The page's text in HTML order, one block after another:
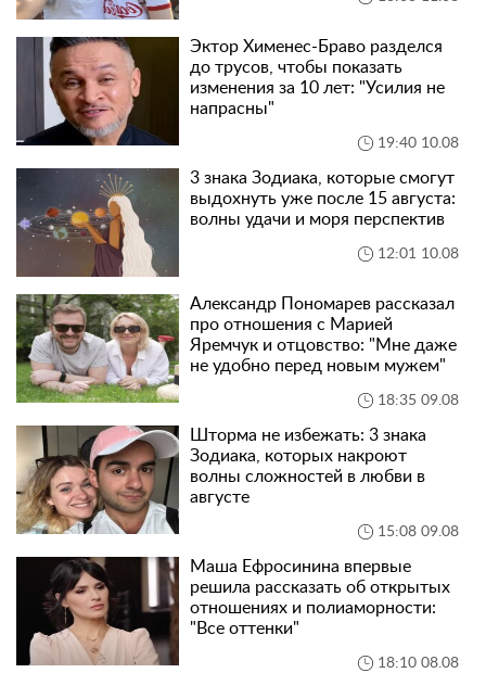
Эктор Хименес-Браво разделся
до трусов, чтобы показать
изменения за 10 лет: "Усилия не
напрасны"
19:40 10.08
3 знака Зодиака, которые смогут
выдохнуть уже после 15 августа:
волны удачи и моря перспектив
12:01 10.08
Александр Пономарев рассказал
про отношения с Марией
Яремчук и отцовство: "Мне даже
не удобно перед новым мужем"
18:35 09.08
Шторма не избежать: 3 знака
Зодиака, которых накроют
волны сложностей в любви в
августе
15:08 09.08
Маша Ефросинина впервые
решила рассказать об открытых
отношениях и полиаморности:
"Все оттенки"
18:10 08.08